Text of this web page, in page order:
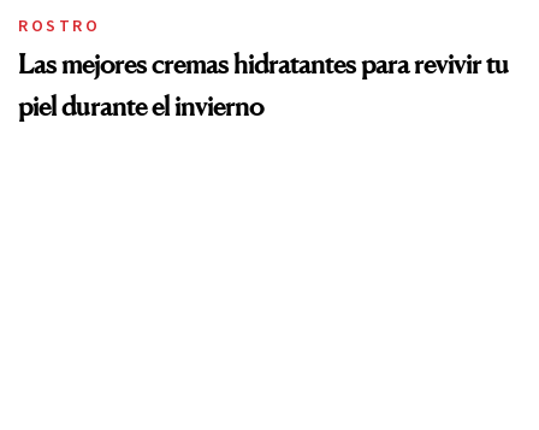
ROSTRO
Las mejores cremas hidratantes para revivir tu
piel durante el invierno